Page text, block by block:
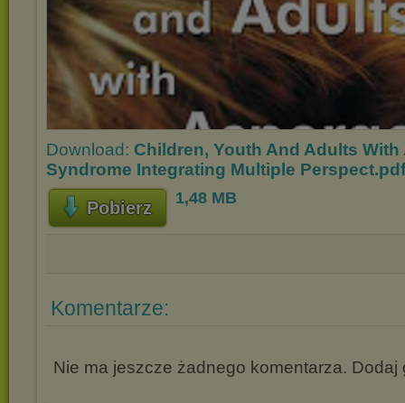
Download: Children, Youth And Adults With
Syndrome Integrating Multiple Perspect.pdf
Pobierz 1,48 MB
Komentarze:
Nie ma jeszcze żadnego komentarza. Dodaj